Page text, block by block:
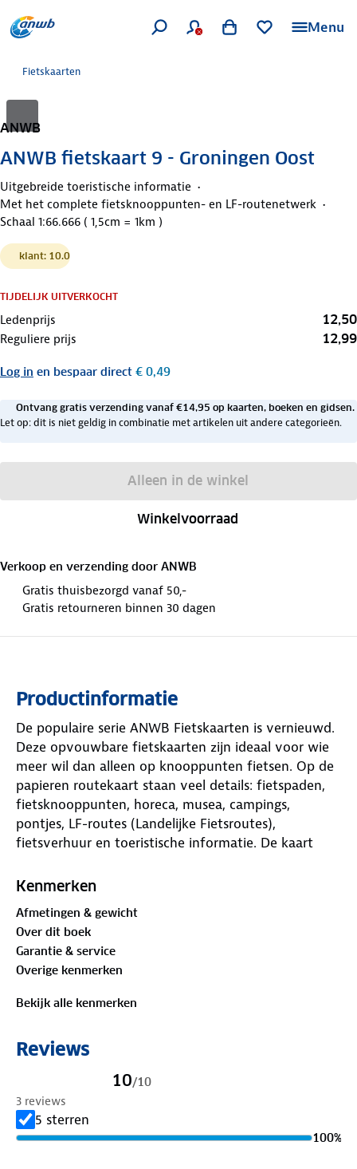
Menu
Fietskaarten
ANWB
ANWB fietskaart 9 - Groningen Oost
Uitgebreide toeristische informatie
Met het complete fietsknooppunten- en LF-routenetwerk
Schaal 1:66.666 ( 1,5cm = 1km )
klant: 10.0
TIJDELIJK UITVERKOCHT
Ledenprijs 12,50
Reguliere prijs 12,99
Log in en bespaar direct € 0,49
Ontvang gratis verzending vanaf €14,95 op kaarten, boeken en gidsen.
Let op: dit is niet geldig in combinatie met artikelen uit andere categorieën.
Alleen in de winkel
Winkelvoorraad
Verkoop en verzending door ANWB
Gratis thuisbezorgd vanaf 50,-
Gratis retourneren binnen 30 dagen
Productinformatie
De populaire serie ANWB Fietskaarten is vernieuwd.
Deze opvouwbare fietskaarten zijn ideaal voor wie
meer wil dan alleen op knooppunten fietsen. Op de
papieren routekaart staan veel details: fietspaden,
fietsknooppunten, horeca, musea, campings,
pontjes, LF-routes (Landelijke Fietsroutes),
fietsverhuur en toeristische informatie. De kaart
schaal van 1:66.666. In totaal zijn er 40 ANWB
Den Haag tot de Achterhoek. Plan je fietsroute door
Nederland voortaan met overzichtelijke ANWB
Fietskaarten!
Kenmerken
Afmetingen & gewicht
Over dit boek
Garantie & service
Overige kenmerken
Bekijk alle kenmerken
Reviews
10/10
3 reviews
5 sterren
100%